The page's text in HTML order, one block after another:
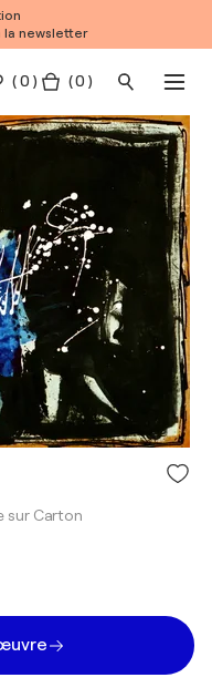
la newsletter
(0 ) ( 0 )
sur Carton